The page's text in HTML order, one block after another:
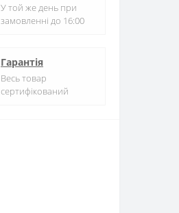
У той же день при
замовленні до 16:00
Гарантія
Весь товар
сертифікований